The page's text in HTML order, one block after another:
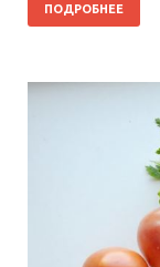
ПОДРОБНЕЕ